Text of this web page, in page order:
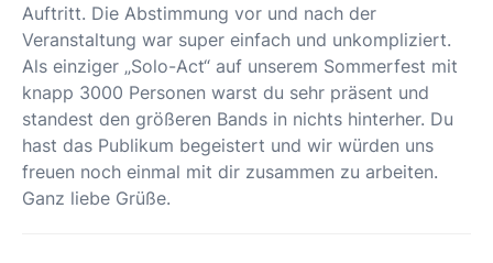
Auftritt. Die Abstimmung vor und nach der
Veranstaltung war super einfach und unkompliziert.
Als einziger „Solo-Act“ auf unserem Sommerfest mit
knapp 3000 Personen warst du sehr präsent und
standest den größeren Bands in nichts hinterher. Du
hast das Publikum begeistert und wir würden uns
freuen noch einmal mit dir zusammen zu arbeiten.
Ganz liebe Grüße.